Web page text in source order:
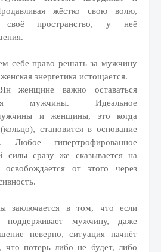
жёстко свою волю,
пространство, у неё
себе право решать за мужчину
энергетика истощается.
женщине важно оставаться
мужчины. Идеальное
и женщины, это когда
становится в основание
Любое гипертрофированное
силы сразу же сказывается на
от этого через
заключается в том, что если
поддерживает мужчину, даже
неверно, ситуация начнёт
что потерь либо не будет, либо